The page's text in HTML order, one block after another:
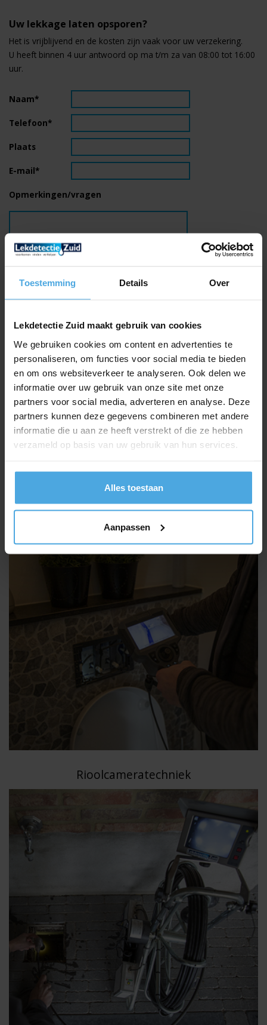
Toestemming Details Over
Lekdetectie Zuid maakt gebruik van cookies
We gebruiken cookies om content en advertenties te
personaliseren, om functies voor social media te bieden
en om ons websiteverkeer te analyseren. Ook delen we
informatie over uw gebruik van onze site met onze
partners voor social media, adverteren en analyse. Deze
partners kunnen deze gegevens combineren met andere
informatie die u aan ze heeft verstrekt of die ze hebben
verzameld op basis van uw gebruik van hun services.
Alles toestaan
Aanpassen
Uw lekkage laten opsporen?
Het is vrijblijvend en de kosten zijn vaak voor uw verzekering.
U heeft binnen 4 uur antwoord op ma t/m za van 08:00 tot 16:00
uur.
Naam*
Telefoon*
Plaats
E-mail*
Opmerkingen/vragen
Lekdetectie Zuid
't Inne 2c
T0495-499512 (24 uur/7 dagen bereikbaar)
Einfo@lekdetectiezuid.nl
KvK 70253374
Endoscopisch onderzoek
Rioolcameratechniek